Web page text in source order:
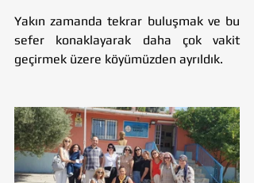
Yakın zamanda tekrar buluşmak ve bu
sefer konaklayarak daha çok vakit
geçirmek üzere köyümüzden ayrıldık.